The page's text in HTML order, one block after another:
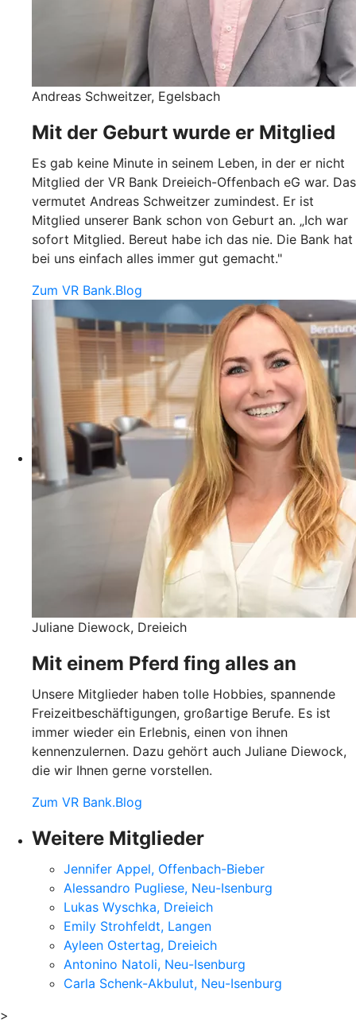
Andreas Schweitzer, Egelsbach
Mit der Geburt wurde er Mitglied
Es gab keine Minute in seinem Leben, in der er nicht
Mitglied der VR Bank Dreieich-Offenbach eG war. Das
vermutet Andreas Schweitzer zumindest. Er ist
Mitglied unserer Bank schon von Geburt an. „Ich war
sofort Mitglied. Bereut habe ich das nie. Die Bank hat
bei uns einfach alles immer gut gemacht."
Zum VR Bank.Blog
Juliane Diewock, Dreieich
Mit einem Pferd fing alles an
Unsere Mitglieder haben tolle Hobbies, spannende
Freizeitbeschäftigungen, großartige Berufe. Es ist
immer wieder ein Erlebnis, einen von ihnen
kennenzulernen. Dazu gehört auch Juliane Diewock,
die wir Ihnen gerne vorstellen.
Zum VR Bank.Blog
Weitere Mitglieder
Jennifer Appel, Offenbach-Bieber
Alessandro Pugliese, Neu-Isenburg
Lukas Wyschka, Dreieich
Emily Strohfeldt, Langen
Ayleen Ostertag, Dreieich
Antonino Natoli, Neu-Isenburg
Carla Schenk-Akbulut, Neu-Isenburg
>